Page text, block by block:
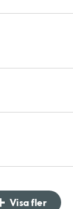
Visa fler